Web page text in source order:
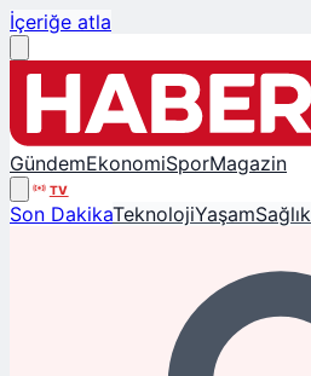
İçeriğe atla
GündemEkonomiSporMagazin
TV
Son DakikaTeknolojiYaşamSağlık